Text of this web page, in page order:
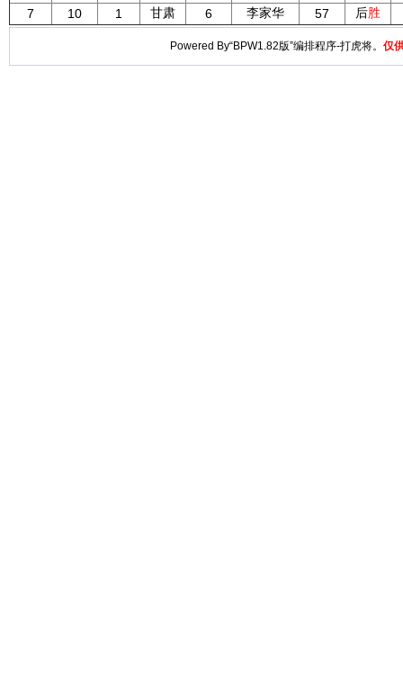
7
10 1 甘肃 6 李家华 57 后胜
Powered By“BPW1.82版”编排程序-打虎将。 仅